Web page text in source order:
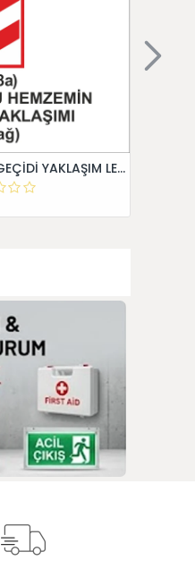
T-28a DEMİRYOLU GEÇİDİ YAKLAŞIM LEVHALARI (Sağ)